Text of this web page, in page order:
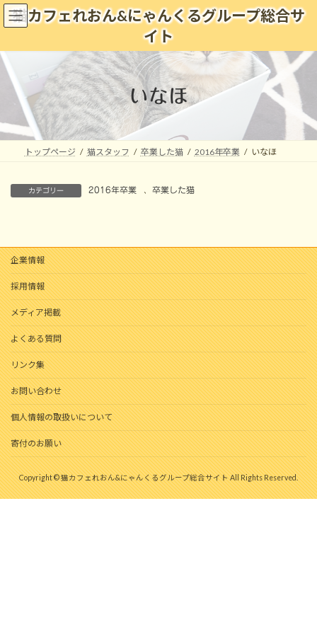
コ
ン
ン
ツ
へ
ッ
プ
ナ
ビ
ー
シ
ョ
移
動
猫カフェれおん&にゃんくるグループ総合サ
イト
いなほ
トップページ 猫スタッフ 卒業した猫 2016年卒業 いなほ
カテゴリー 2016年卒業 卒業した猫
企業情報
採用情報
メディア掲載
よくある質問
リンク集
お問い合わせ
個人情報の取扱いについて
寄付のお願い
Copyright © 猫カフェれおん&にゃんくるグループ総合サイト All Rights Reserved.